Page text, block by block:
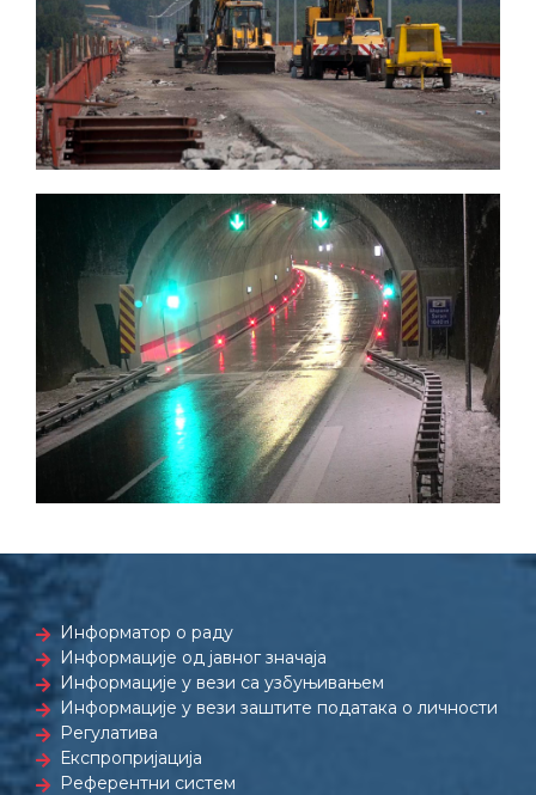
Информатор о раду
Информације од јавног значаја
Информације у вези са узбуњивањем
Информације у вези заштите података о личности
Регулатива
Експропријација
Референтни систем